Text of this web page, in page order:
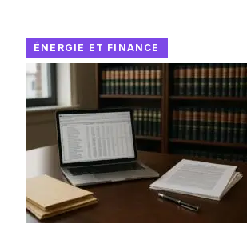
ÉNERGIE ET FINANCE